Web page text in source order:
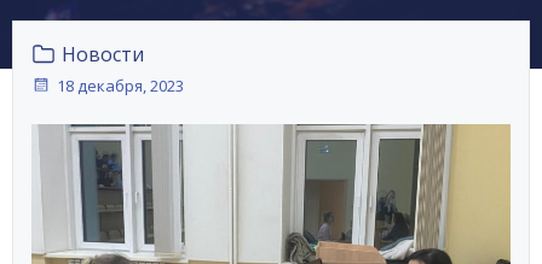
Новости
18 декабря, 2023